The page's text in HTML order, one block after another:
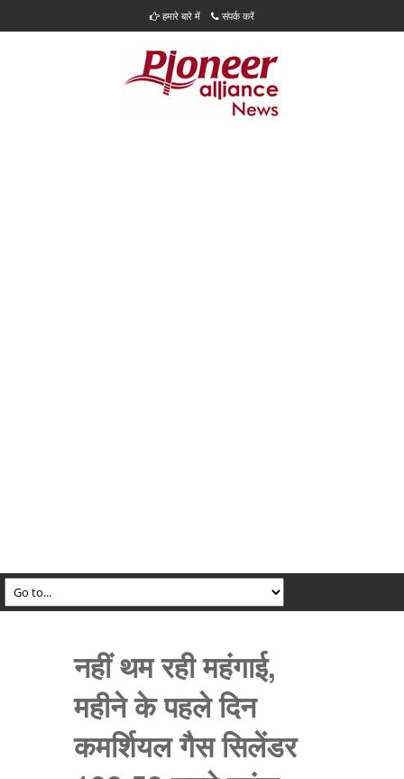
हमारे बारे में संपर्क करें
नहीं थम रही महंगाई,
महीने के पहले दिन
कमर्शियल गैस सिलेंडर